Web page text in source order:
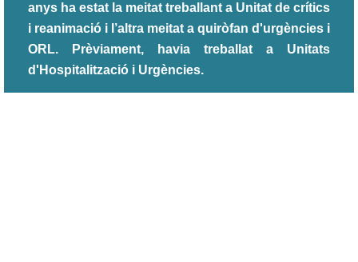
anys ha estat la meitat treballant a Unitat de crítics
i reanimació i l’altra meitat a quiròfan d'urgències i
ORL. Prèviament, havia treballat a Unitats
d'Hospitalització i Urgències.